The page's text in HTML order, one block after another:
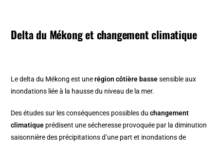
Delta du Mékong et changement climatique
Le delta du Mékong est unerégion côtière bassesensible aux
inondations liée à la hausse du niveau de la mer.
Des études sur les conséquences possibles duchangement
climatique prédisent une sécheresse provoquée par la diminution
saisonnière des précipitations d’une part et inondations de